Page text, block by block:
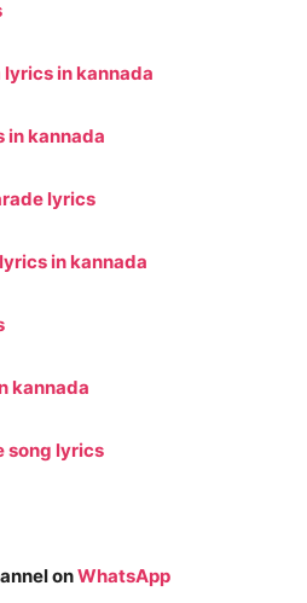
lyrics in kannada
in kannada
lyrics
in kannada
kannada
song lyrics
onWhatsApp